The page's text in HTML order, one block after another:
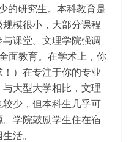
的研究生。本科教育是
模很小，大部分课程
课堂。文理学院强调
面教育。在学术上，你
）在专注于你的专业
大型大学相比，文理
少，但本科生几乎可
学院鼓励学生住在宿
活。